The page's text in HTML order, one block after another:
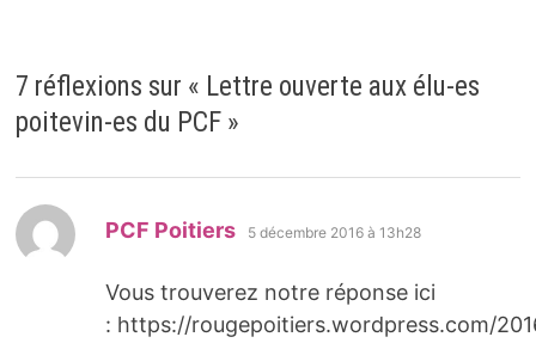
7 réflexions sur « Lettre ouverte aux élu-es
poitevin-es du PCF»
PCF Poitiers dit :
5 décembre 2016 à 13h28
Vous trouverez notre réponse ici
: https://rougepoitiers.wordpress.com/